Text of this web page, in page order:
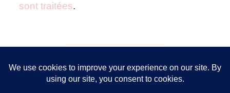
sont traitées.
FOLLOW ME!
Nous utilisons des cookies pour vous garantir la meilleure
expérience sur notre site. Si vous continuez à utiliser ce
dernier, nous considérerons que vous acceptez l'utilisation des